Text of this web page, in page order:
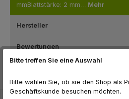
mmBlattstärke: 2 mm… Mehr
Hersteller
Bewertungen
Bitte treffen Sie eine Auswahl
Bitte wählen Sie, ob sie den Shop als
Geschäftskunde besuchen möchten.